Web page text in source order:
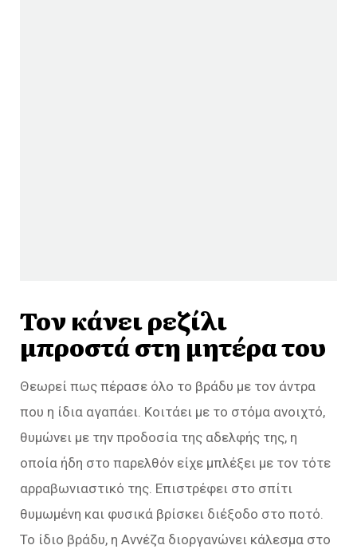
Τον κάνει ρεζίλι
μπροστά στη μητέρα του
Θεωρεί πως πέρασε όλο το βράδυ με τον άντρα
που η ίδια αγαπάει. Κοιτάει με το στόμα ανοιχτό,
θυμώνει με την προδοσία της αδελφής της, η
οποία ήδη στο παρελθόν είχε μπλέξει με τον τότε
αρραβωνιαστικό της. Επιστρέφει στο σπίτι
θυμωμένη και φυσικά βρίσκει διέξοδο στο ποτό.
Το ίδιο βράδυ, η Αννέζα διοργανώνει κάλεσμα στο